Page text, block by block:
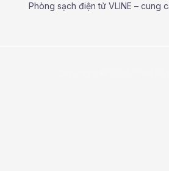
Phòng sạch điện tử VLINE – cung